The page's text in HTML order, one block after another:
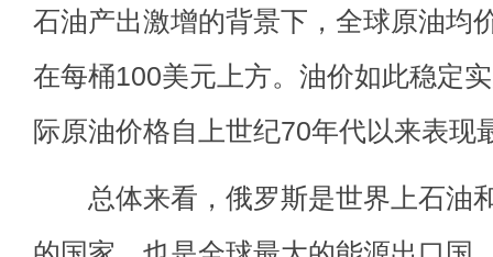
石油产出激增的背景下，全球原油均
在每桶100美元上方。油价如此稳定
际原油价格自上世纪70年代以来表现
总体来看，俄罗斯是世界上石油